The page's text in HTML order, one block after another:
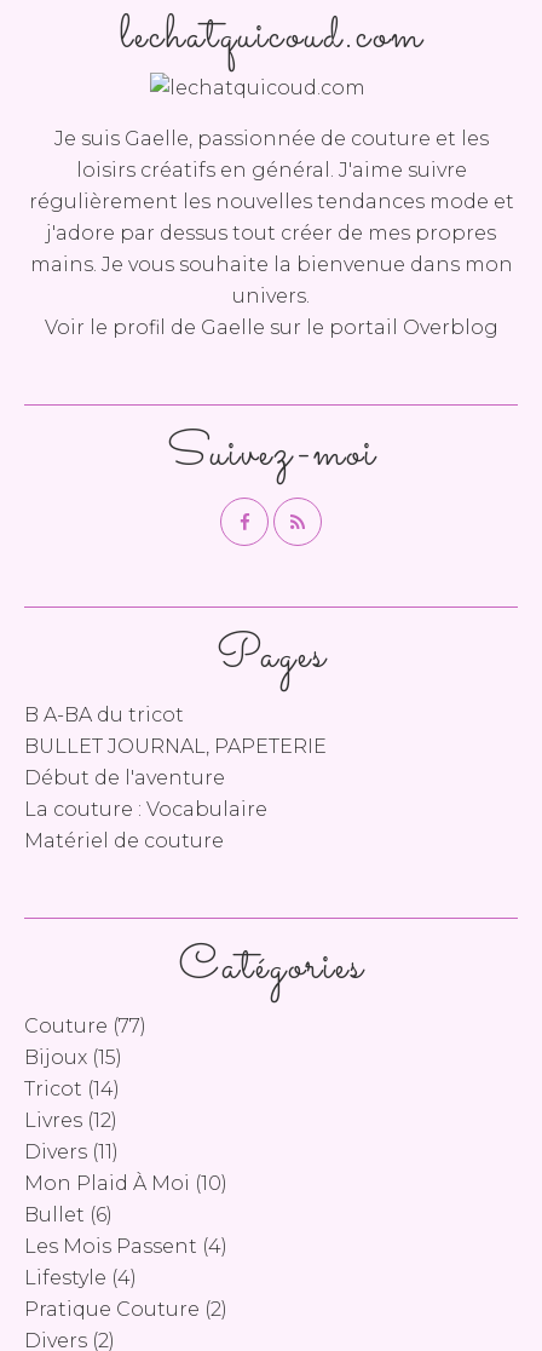
Catégories
Couture (77)
Bijoux (15)
Tricot (14)
Livres (12)
Divers (11)
Mon Plaid À Moi (10)
Bullet (6)
Les Mois Passent (4)
Lifestyle (4)
Pratique Couture (2)
Divers (2)
Pages
B A-BA du tricot
BULLET JOURNAL, PAPETERIE
Début de l'aventure
La couture : Vocabulaire
Matériel de couture
lechatquicoud.com
Je suis Gaelle, passionnée de couture et les
loisirs créatifs en général. J'aime suivre
régulièrement les nouvelles tendances mode et
j'adore par dessus tout créer de mes propres
mains. Je vous souhaite la bienvenue dans mon
univers.
Voir le profil de Gaelle sur le portail Overblog
Suivez-moi